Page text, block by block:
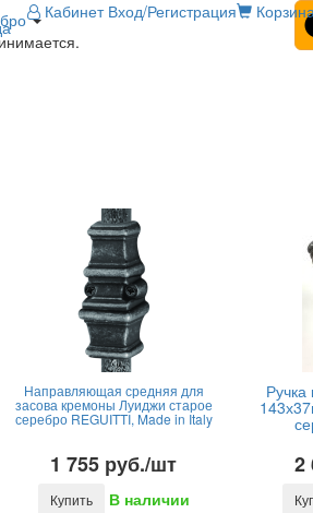
Кабинет Вход/Регистрация
Направляющая средняя для
засова кремоны Луиджи старое
серебро REGUITTI, Made in Italy
1 755 руб./шт
Купить В наличии
2